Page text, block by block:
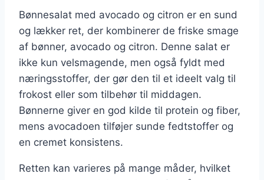
Bønnesalat med avocado og citron er en sund
og lækker ret, der kombinerer de friske smage
af bønner, avocado og citron. Denne salat er
ikke kun velsmagende, men også fyldt med
næringsstoffer, der gør den til et ideelt valg til
frokost eller som tilbehør til middagen.
Bønnerne giver en god kilde til protein og fiber,
mens avocadoen tilføjer sunde fedtstoffer og
en cremet konsistens.
Retten kan varieres på mange måder, hvilket